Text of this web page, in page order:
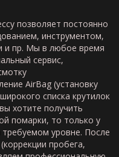
позволяет постоянно
инструментом,
и пр. Мы в любое время
сервис,
AirBag (установку
списка крутилок
хотите получить
помарки, то только у
уровне. После
пробега,